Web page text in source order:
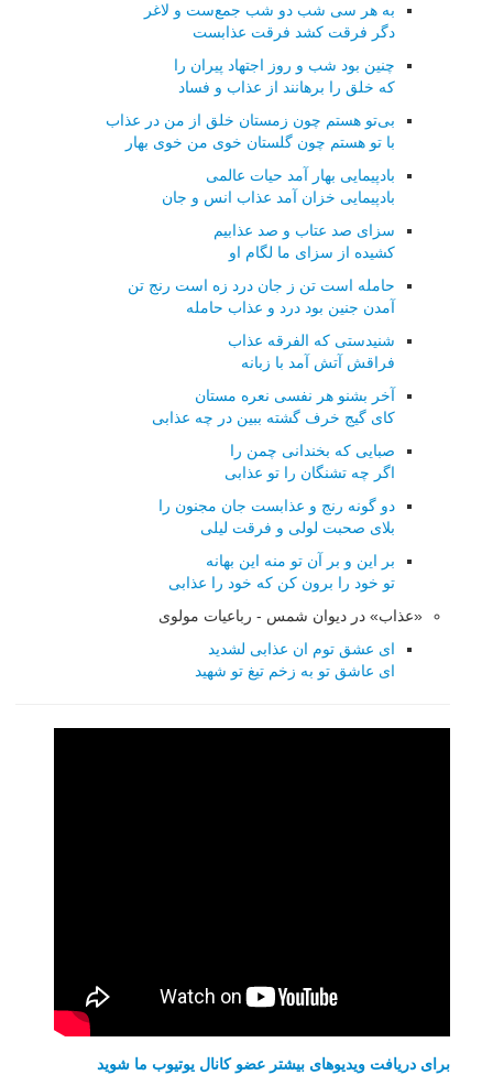
به هر سی شب دو شب جمع‌ست و لاغر
دگر فرقت كشد فرقت عذابست
چنین بود شب و روز اجتهاد پیران را
كه خلق را برهانند از عذاب و فساد
بی‌تو هستم چون زمستان خلق از من در عذاب
با تو هستم چون گلستان خوی من خوی بهار
بادپیمایی بهار آمد حیات عالمی
بادپیمایی خزان آمد عذاب انس و جان
سزای صد عتاب و صد عذابیم
كشیده از سزای ما لگام او
حامله است تن ز جان درد زه است رنج تن
آمدن جنین بود درد و عذاب حامله
شنیدستی كه الفرقه عذاب
فراقش آتش آمد با زبانه
آخر بشنو هر نفسی نعره مستان
كای گیج خرف گشته ببین در چه عذابی
صبایی كه بخندانی چمن را
اگر چه تشنگان را تو عذابی
دو گونه رنج و عذابست جان مجنون را
بلای صحبت لولی و فرقت لیلی
بر این و بر آن تو منه این بهانه
تو خود را برون كن كه خود را عذابی
«عذاب» در دیوان شمس - رباعیات مولوی
ای عشق توم ان عذابی لشدید
ای عاشق تو به زخم تیغ تو شهید
برای دریافت ویدیوهای بیشتر عضو کانال یوتیوب ما شوید